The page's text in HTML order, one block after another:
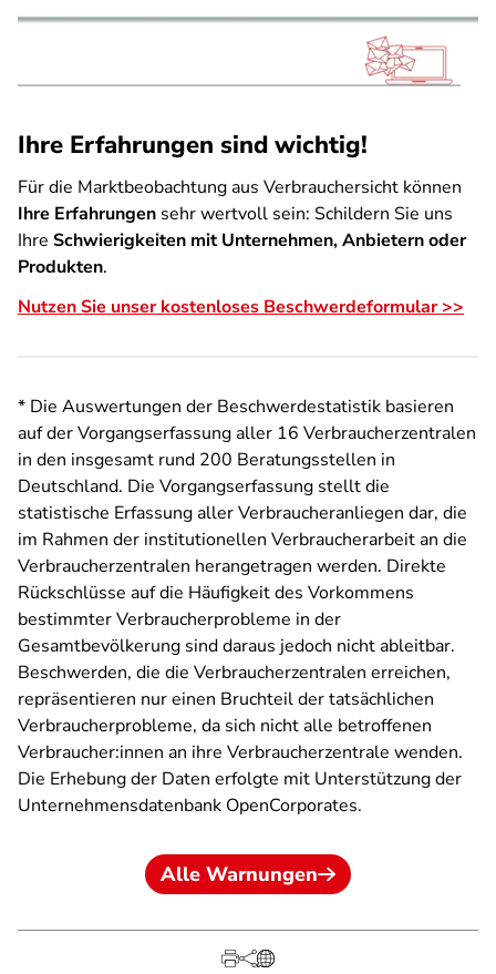
Ihre Erfahrungen sind wichtig!
Für die Marktbeobachtung aus Verbrauchersicht können
Ihre Erfahrungen sehr wertvoll sein: Schildern Sie uns
Ihre Schwierigkeiten mit Unternehmen, Anbietern oder
Produkten.
Nutzen Sie unser kostenloses Beschwerdeformular >>
* Die Auswertungen der Beschwerdestatistik basieren
auf der Vorgangserfassung aller 16 Verbraucherzentralen
in den insgesamt rund 200 Beratungsstellen in
Deutschland. Die Vorgangserfassung stellt die
statistische Erfassung aller Verbraucheranliegen dar, die
im Rahmen der institutionellen Verbraucherarbeit an die
Verbraucherzentralen herangetragen werden. Direkte
Rückschlüsse auf die Häufigkeit des Vorkommens
bestimmter Verbraucherprobleme in der
Gesamtbevölkerung sind daraus jedoch nicht ableitbar.
Beschwerden, die die Verbraucherzentralen erreichen,
repräsentieren nur einen Bruchteil der tatsächlichen
Verbraucherprobleme, da sich nicht alle betroffenen
Verbraucher:innen an ihre Verbraucherzentrale wenden.
Die Erhebung der Daten erfolgte mit Unterstützung der
Unternehmensdatenbank OpenCorporates.
Alle Warnungen